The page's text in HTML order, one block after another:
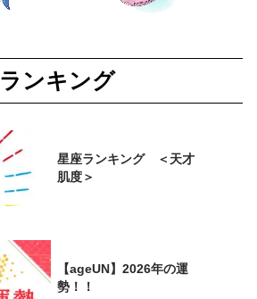
ランキング
星座ランキング ＜天才
肌度＞
【ageUN】2026年の運
勢！！